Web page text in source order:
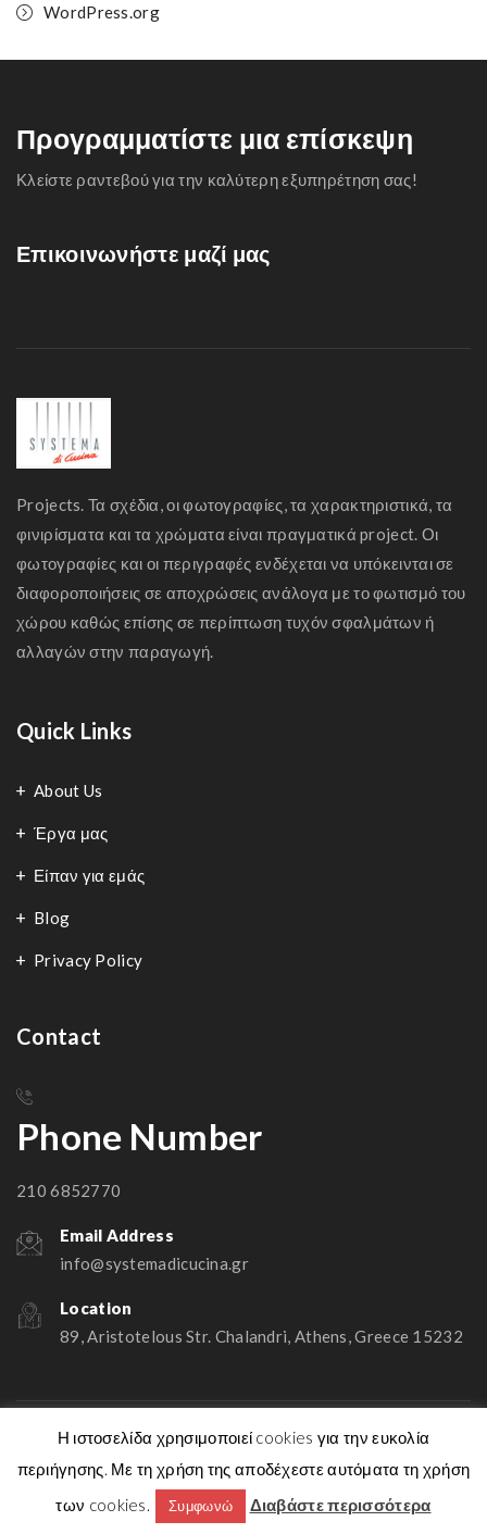
WordPress.org
Προγραμματίστε μια επίσκεψη
Κλείστε ραντεβού για την καλύτερη εξυπηρέτηση σας!
Επικοινωνήστε μαζί μας
Projects. Τα σχέδια, οι φωτογραφίες, τα χαρακτηριστικά, τα
φινιρίσματα και τα χρώματα είναι πραγματικά project. Οι
φωτογραφίες και οι περιγραφές ενδέχεται να υπόκεινται σε
διαφοροποιήσεις σε αποχρώσεις ανάλογα με το φωτισμό του
χώρου καθώς επίσης σε περίπτωση τυχόν σφαλμάτων ή
αλλαγών στην παραγωγή.
Quick Links
About Us
Έργα μας
Είπαν για εμάς
Blog
Privacy Policy
Contact
Phone Number
210 6852770
Email Address
info@systemadicucina.gr
Location
89, Aristotelous Str. Chalandri, Athens, Greece 15232
SystemadiCucina © 2026 Powered byPBweb.gr
Η ιστοσελίδα χρησιμοποιεί cookies για την ευκολία
περιήγησης. Με τη χρήση της αποδέχεστε αυτόματα τη χρήση
των cookies.
Συμφωνώ Διαβάστε περισσότερα